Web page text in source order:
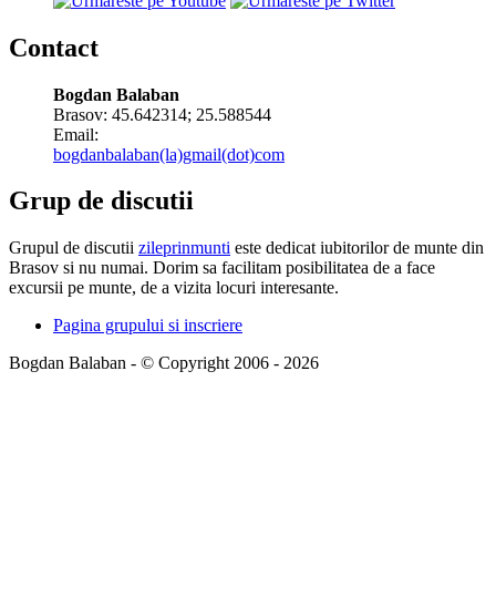
Contact
Bogdan Balaban
Brasov: 45.642314; 25.588544
Email:
bogdanbalaban(la)gmail(dot)com
Grup de discutii
Grupul de discutii zileprinmunti este dedicat iubitorilor de munte din
Brasov si nu numai. Dorim sa facilitam posibilitatea de a face
excursii pe munte, de a vizita locuri interesante.
Pagina grupului si inscriere
Bogdan Balaban - © Copyright 2006 - 2026